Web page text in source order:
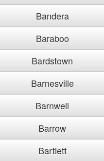
Bandera
Baraboo
Bardstown
Barnesville
Barnwell
Barrow
Bartlett